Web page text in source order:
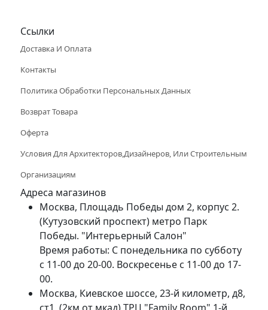
Ссылки
Доставка И Оплата
Контакты
Политика Обработки Персональных Данных
Возврат Товара
Оферта
Условия Для Архитекторов,дизайнеров, Или Строительным
Организациям
Адреса магазинов
Москва, Площадь Победы дом 2, корпус 2.
(Кутузовский проспект) метро Парк
Победы. "Интерьерный Салон"
Время работы: С понедельника по субботу
с 11-00 до 20-00. Воскресенье с 11-00 до 17-
00.
Москва, Киевское шоссе, 23-й километр, д8,